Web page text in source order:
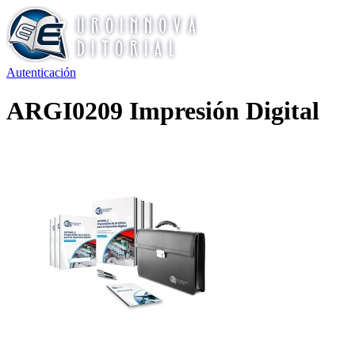
Autenticación
ARGI0209 Impresión Digital